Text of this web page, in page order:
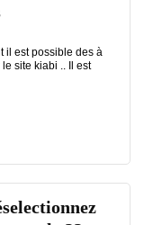
il est possible des à
site kiabi .. Il est